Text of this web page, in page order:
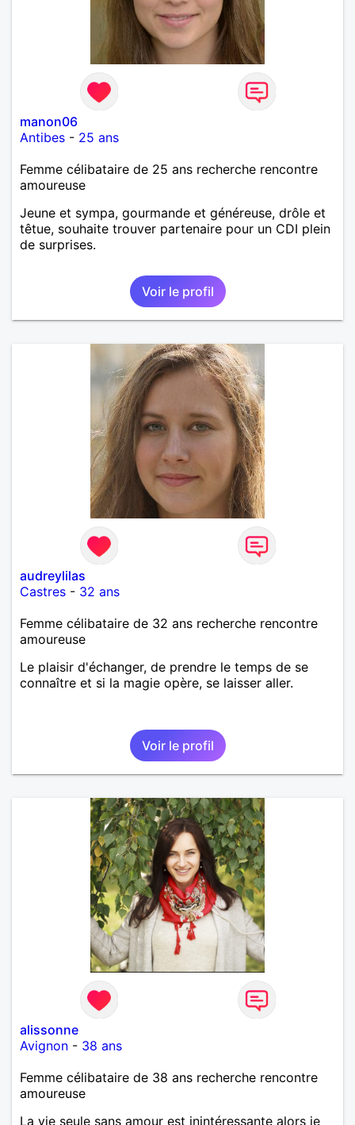
manon06
Antibes - 25 ans
Femme célibataire de 25 ans recherche rencontre
amoureuse
Jeune et sympa, gourmande et généreuse, drôle et
têtue, souhaite trouver partenaire pour un CDI plein
de surprises.
Voir le profil
audreylilas
Castres - 32 ans
Femme célibataire de 32 ans recherche rencontre
amoureuse
Le plaisir d'échanger, de prendre le temps de se
connaître et si la magie opère, se laisser aller.
Voir le profil
alissonne
Avignon - 38 ans
Femme célibataire de 38 ans recherche rencontre
amoureuse
La vie seule sans amour est inintéressante alors je